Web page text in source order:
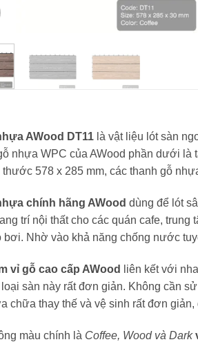
AWood DT11 là vật liệu lót sàn
nhựa WPC của AWood phần dưới
thước 578 x 285 mm, các thanh gỗ
chính hãng AWood dùng để lót
trí nội thất cho các quán cafe, trung
bơi. Nhờ vào khả năng chống nước
vỉ gỗ cao cấp AWood
liên kết với
loại sàn này rất đơn giản. Không cần
chữa thay thế và vệ sinh rất đơn giản,
màu chính là Coffee, Wood và Dark